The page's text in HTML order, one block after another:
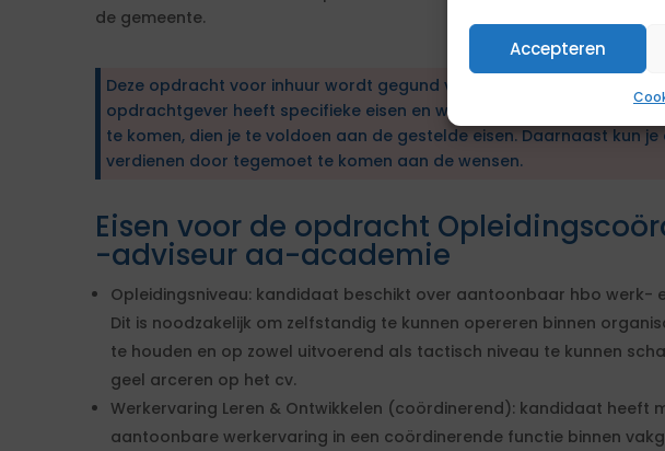
Accepteren
de gemeente.
Deze opdracht voor inhuur wordt gegund via een
opdrachtgever heeft specifieke eisen en wensen geformuleerd. Om
te komen, dien je te voldoen aan de gestelde eisen. Daarnaast kun
verdienen door tegemoet te komen aan de wensen.
Eisen voor de opdracht
-adviseur aa-academie
Opleidingsniveau: kandidaat beschikt over aantoonbaar hbo werk-
Dit is noodzakelijk om zelfstandig te kunnen opereren binnen
te houden en op zowel uitvoerend als tactisch niveau te kunnen
geel arceren op het cv.
Werkervaring Leren & Ontwikkelen (coördinerend): kandidaat heeft
aantoonbare werkervaring in een coördinerende functie binnen